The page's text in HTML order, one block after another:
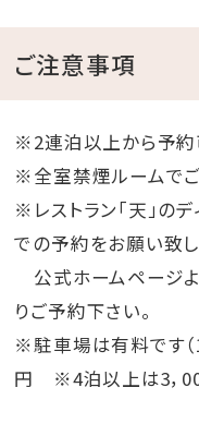
ご注意事項
※2連泊以上から予約
※全室禁煙ルームでご
※レストラン「天」の
での予約をお願い致し
公式ホームページよ
りご予約下さい。
※駐車場は有料です（
円 ※4泊以上は3，